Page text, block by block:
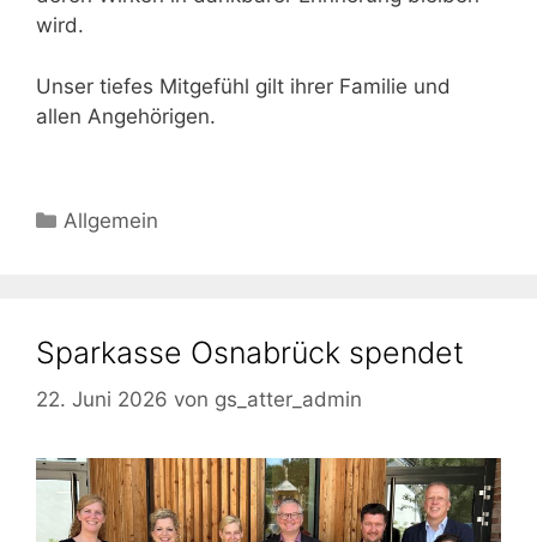
wird.
Unser tiefes Mitgefühl gilt ihrer Familie und
allen Angehörigen.
Kategorien
Allgemein
Sparkasse Osnabrück spendet
22. Juni 2026 von gs_atter_admin